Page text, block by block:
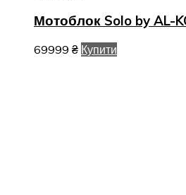
Мотоблок Solo by AL-
69999 ₴ Купити